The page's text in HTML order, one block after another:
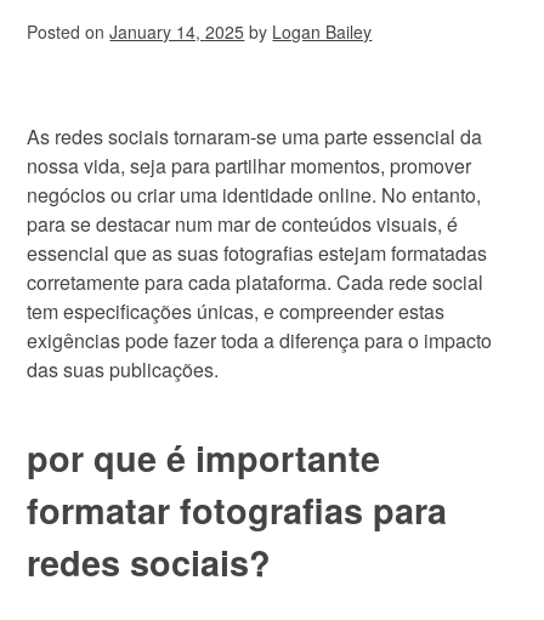
Posted onJanuary 14, 2025 by Logan Bailey
As redes sociais tornaram-se uma parte essencial da
nossa vida, seja para partilhar momentos, promover
negócios ou criar uma identidade online. No entanto,
para se destacar num mar de conteúdos visuais, é
essencial que as suas fotografias estejam formatadas
corretamente para cada plataforma. Cada rede social
tem especificações únicas, e compreender estas
exigências pode fazer toda a diferença para o impacto
das suas publicações.
por que é importante
formatar fotografias para
redes sociais?